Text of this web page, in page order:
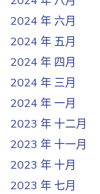
2024 年 六月
2024 年 五月
2024 年 四月
2024 年 三月
2024 年 一月
2023 年 十二月
2023 年 十一月
2023 年 十月
2023 年 七月